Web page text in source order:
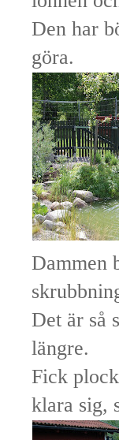
Den har
göra.
Dammen
Det är så
längre.
Fick
klara sig,